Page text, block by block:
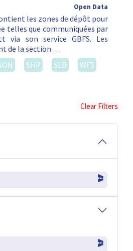
Open Data
les zones de dépôt pour
telles que communiquées par
via son service GBFS. Les
de la section …
SHP SLD
WFS
Clear Filters